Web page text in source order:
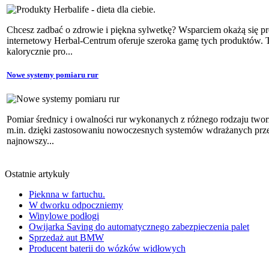
Chcesz zadbać o zdrowie i piękna sylwetkę? Wsparciem okażą się
internetowy Herbal-Centrum oferuje szeroka gamę tych produktów.
kalorycznie pro...
Nowe systemy pomiaru rur
Pomiar średnicy i owalności rur wykonanych z różnego rodzaju
m.in. dzięki zastosowaniu nowoczesnych systemów wdrażanych
najnowszy...
Ostatnie artykuły
Pieknna w fartuchu.
W dworku odpoczniemy
Winylowe podłogi
Owijarka Saving do automatycznego zabezpieczenia palet
Sprzedaż aut BMW
Producent baterii do wózków widłowych